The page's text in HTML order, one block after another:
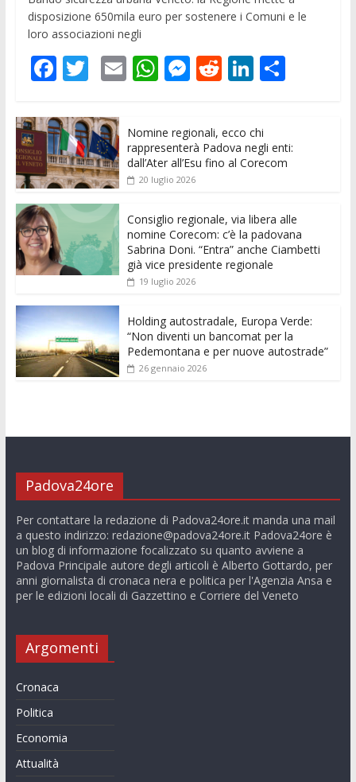
disposizione 650mila euro per sostenere i Comuni e le
loro associazioni negli
F
e
b
o
o
k
T
itt
er
E
l
W
s
A
p
p
M
ss
e
n
er
R
di
t
Li
k
e
dI
C
di
vi
Nomine regionali, ecco chi
rappresenterà Padova negli enti:
dall’Ater all’Esu fino al Corecom
20 luglio 2026
Consiglio regionale, via libera alle
nomine Corecom: c’è la padovana
Sabrina Doni. “Entra” anche Ciambetti
già vice presidente regionale
19 luglio 2026
Holding autostradale, Europa Verde:
“Non diventi un bancomat per la
Pedemontana e per nuove autostrade”
26 gennaio 2026
Padova24ore
Per contattare la redazione di Padova24ore.it manda una mail
a questo indirizzo: redazione@padova24ore.itPadova24ore è
un blog di informazione focalizzato su quanto avviene a
Padova Principale autore degli articoli è Alberto Gottardo, per
anni giornalista di cronaca nera e politica per l'Agenzia Ansa e
per le edizioni locali di Gazzettino e Corriere del Veneto
Argomenti
Cronaca
Politica
Economia
Attualità